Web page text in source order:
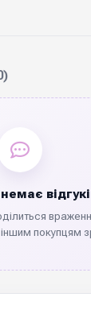
покупцям